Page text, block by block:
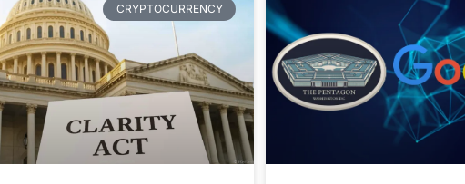
CRYPTOCURRENCY